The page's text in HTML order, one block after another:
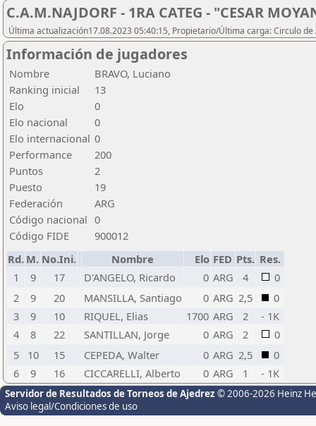
C.A.M.NAJDORF - 1RA CATEG - "CESAR
Última actualización17.08.2023 05:40:15, Propietario/Última carga: Circulo
Información de jugadores
Nombre
BRAVO, Luciano
Ranking inicial
13
Elo
0
Elo nacional
0
Elo internacional 0
Performance
200
Puntos
2
Puesto
19
Federación
ARG
Código nacional 0
Código FIDE
900012
Rd. M. No.Ini. Nombre Elo FED Pts. Res.
1
9 17 D'ANGELO, Ricardo 0 ARG 4
0
2
9 20 MANSILLA, Santiago 0 ARG 2,5
0
3
9 10 RIQUEL, Elias 1700 ARG 2
- 1K
4
8 22 SANTILLAN, Jorge 0 ARG 2
0
5
10 15 CEPEDA, Walter 0 ARG 2,5
0
6
9 16 CICCARELLI, Alberto 0 ARG 1 - 1K
Servidor de Resultados de Torneos de Ajedrez © 2006-2026 Heinz
Aviso legal/Condiciones de uso